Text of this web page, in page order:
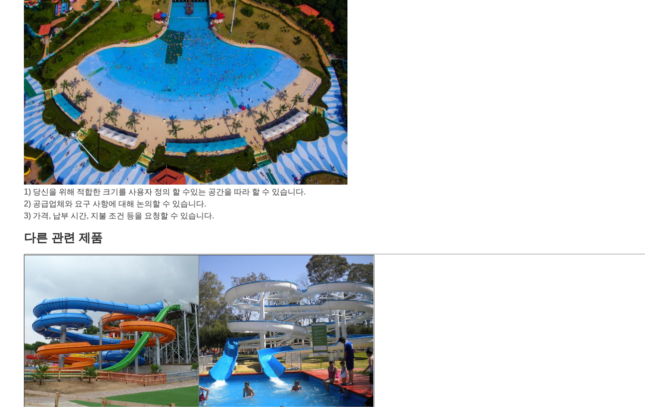
1) 당신을 위해 적합한 크기를 사용자 정의 할 수있는 공간을 따라 할 수 있습니다.
2) 공급업체와 요구 사항에 대해 논의할 수 있습니다.
3) 가격, 납부 시간, 지불 조건 등을 요청할 수 있습니다.
다른 관련 제품